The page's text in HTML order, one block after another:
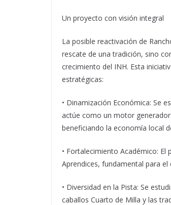
Un proyecto con visión integral
La posible reactivación de
rescate de una tradición, sino
crecimiento del INH. Esta
estratégicas:
• Dinamización Económica: Se
actúe como un motor
beneficiando la economía local
• Fortalecimiento Académico:
Aprendices, fundamental para
• Diversidad en la Pista: Se
caballos Cuarto de Milla y las